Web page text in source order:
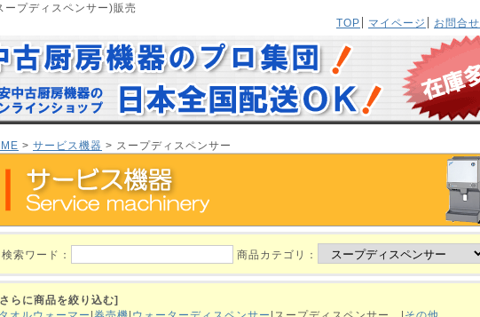
プディスペンサー)販売
TOP
マイページ お問合せ
> サービス機器 > スープディスペンサー
索ワード： 商品カテゴリ：
らに商品を絞り込む]